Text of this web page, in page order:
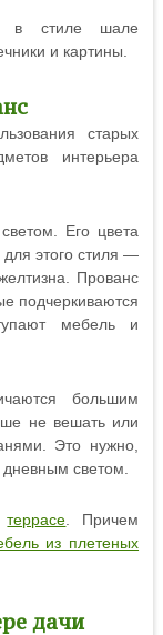
в стиле шале
и картины.
старых
интерьера
Его цвета
этого стиля —
Прованс
подчеркиваются
мебель и
большим
не вешать или
Это нужно,
светом.
террасе. Причем
из плетеных
дачи